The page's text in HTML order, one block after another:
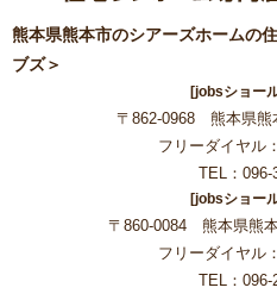
熊本県熊本市のシアーズホームの
ブズ＞
[jobsショー
〒862-0968 熊本県熊
フリーダイヤル
TEL：096-
[jobsショー
〒860-0084 熊本県熊
フリーダイヤル
TEL：096-